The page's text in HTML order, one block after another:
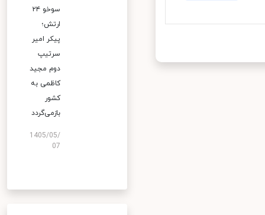
سوخو ۲۴
ارتش؛
پیکر امیر
سرتیپ
دوم مجید
کاظمی به
کشور
بازمی‌گردد
1405/05/
07